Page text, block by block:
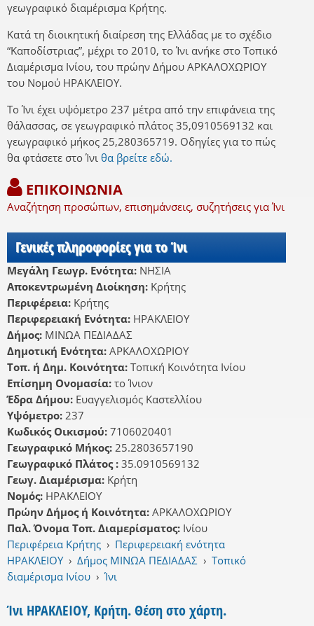
γεωγραφικό διαμέρισμα Κρήτης.
Κατά τη διοικητική διαίρεση της Ελλάδας με το σχέδιο
“Καποδίστριας”, μέχρι το 2010, το Ίνι ανήκε στο Τοπικό
Διαμέρισμα Ινίου, του πρώην Δήμου ΑΡΚΑΛΟΧΩΡΙΟΥ
του Νομού ΗΡΑΚΛΕΙΟΥ.
Το Ίνι έχει υψόμετρο 237 μέτρα από την επιφάνεια της
θάλασσας, σε γεωγραφικό πλάτος 35,0910569132 και
γεωγραφικό μήκος 25,280365719. Οδηγίες για το πώς
θα φτάσετε στο Ίνι θα βρείτε εδώ.
ΕΠΙΚΟΙΝΩΝΙΑ
Αναζήτηση προσώπων, επισημάνσεις, συζητήσεις για Ίνι
Γενικές πληροφορίες για το Ίνι
Μεγάλη Γεωγρ. Ενότητα: ΝΗΣΙΑ
Αποκεντρωμένη Διοίκηση: Κρήτης
Περιφέρεια: Κρήτης
Περιφερειακή Ενότητα: ΗΡΑΚΛΕΙΟΥ
Δήμος: ΜΙΝΩΑ ΠΕΔΙΑΔΑΣ
Δημοτική Ενότητα: ΑΡΚΑΛΟΧΩΡΙΟΥ
Τοπ. ή Δημ. Κοινότητα: Τοπική Κοινότητα Ινίου
Επίσημη Ονομασία: το Ίνιον
Έδρα Δήμου: Ευαγγελισμός Καστελλίου
Υψόμετρο: 237
Κωδικός Οικισμού: 7106020401
Γεωγραφικό Μήκος: 25.2803657190
Γεωγραφικό Πλάτος : 35.0910569132
Γεωγ. Διαμέρισμα: Κρήτη
Νομός: ΗΡΑΚΛΕΙΟΥ
Πρώην Δήμος ή Κοινότητα: ΑΡΚΑΛΟΧΩΡΙΟΥ
Παλ. Όνομα Τοπ. Διαμερίσματος: Ινίου
Περιφέρεια Κρήτης › Περιφερειακή ενότητα
ΗΡΑΚΛΕΙΟΥ › Δήμος ΜΙΝΩΑ ΠΕΔΙΑΔΑΣ › Τοπικό
διαμέρισμα Ινίου › Ίνι
Ίνι ΗΡΑΚΛΕΙΟΥ, Κρήτη. Θέση στο χάρτη.